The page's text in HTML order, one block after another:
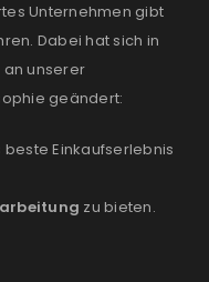
Unternehmen gibt
Dabei hat sich in
an unserer
geändert:
Einkaufserlebnis
zu bieten.